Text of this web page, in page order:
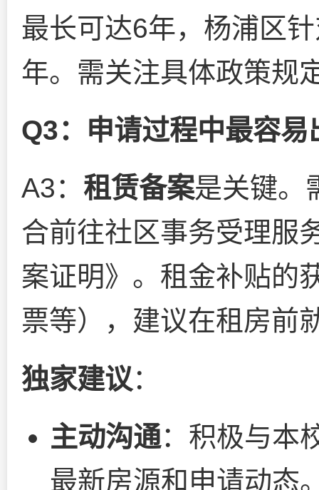
最长可达6年，杨浦区
年。需关注具体政策规
Q3：申请过程中最容
A3： 租赁备案是关键。
合前往社区事务受理服
案证明》。租金补贴的
票等），建议在租房前
独家建议：
主动沟通：积极与本
最新房源和申请动态